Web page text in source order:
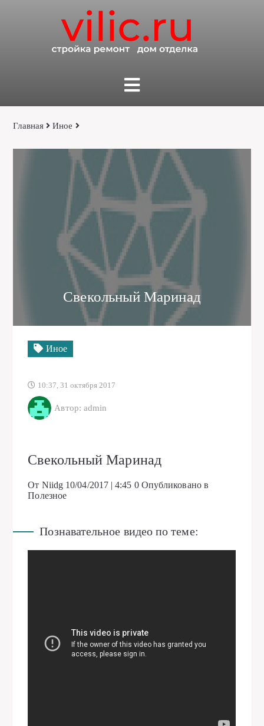
Главная Иное
Свекольный Маринад
Иное
10:37, 31 октября 2017
Автор: admin
Свекольный Маринад
От Niidg 10/04/2017 | 4:45 0 Опубликовано в
Полезное
Познавательное видео по теме: